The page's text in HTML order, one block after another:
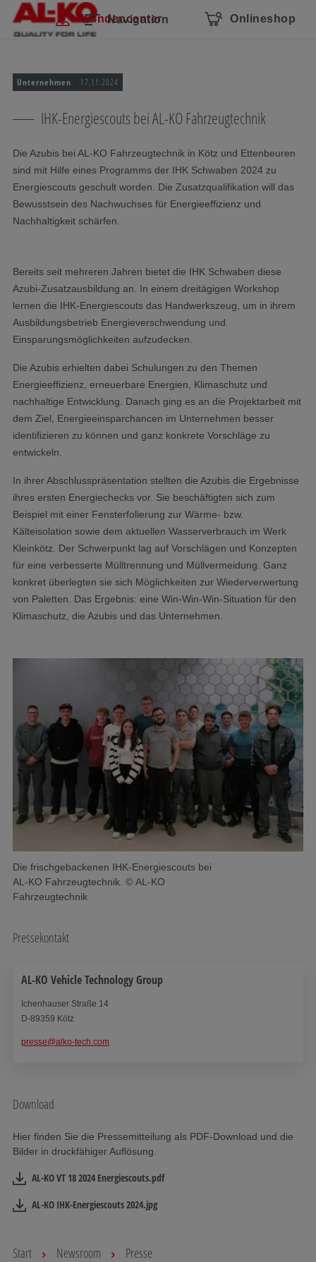
Navigation überspringen
Zum Hauptcontent
Zur Hauptnavigation springen
Inhaltsverzeichnis Navigation
Kundencenter Onlineshop
Unternehmen 17.11.2024
IHK-Energiescouts bei AL-KO Fahrzeugtechnik
Die Azubis bei AL-KO Fahrzeugtechnik in Kötz und Ettenbeuren
sind mit Hilfe eines Programms der IHK Schwaben 2024 zu
Energiescouts geschult worden. Die Zusatzqualifikation will das
Bewusstsein des Nachwuchses für Energieeffizienz und
Nachhaltigkeit schärfen.
Bereits seit mehreren Jahren bietet die IHK Schwaben diese
Azubi-Zusatzausbildung an. In einem dreitägigen Workshop
lernen die IHK-Energiescouts das Handwerkszeug, um in ihrem
Ausbildungsbetrieb Energieverschwendung und
Einsparungsmöglichkeiten aufzudecken.
Die Azubis erhielten dabei Schulungen zu den Themen
Energieeffizienz, erneuerbare Energien, Klimaschutz und
nachhaltige Entwicklung. Danach ging es an die Projektarbeit mit
dem Ziel, Energieeinsparchancen im Unternehmen besser
identifizieren zu können und ganz konkrete Vorschläge zu
entwickeln.
In ihrer Abschlusspräsentation stellten die Azubis die Ergebnisse
ihres ersten Energiechecks vor. Sie beschäftigten sich zum
Beispiel mit einer Fensterfolierung zur Wärme- bzw.
Kälteisolation sowie dem aktuellen Wasserverbrauch im Werk
Kleinkötz. Der Schwerpunkt lag auf Vorschlägen und Konzepten
für eine verbesserte Mülltrennung und Müllvermeidung. Ganz
konkret überlegten sie sich Möglichkeiten zur Wiederverwertung
von Paletten. Das Ergebnis: eine Win-Win-Win-Situation für den
Klimaschutz, die Azubis und das Unternehmen.
Die frischgebackenen IHK-Energiescouts bei
AL-KO Fahrzeugtechnik. © AL-KO
Fahrzeugtechnik
Pressekontakt
AL-KO Vehicle Technology Group
Ichenhauser Straße 14
D-89359 Kötz
presse@alko-tech.com
Download
Hier finden Sie die Pressemitteilung als PDF-Download und die
Bilder in druckfähiger Auflösung.
AL-KO VT 18 2024 Energiescouts.pdf
AL-KO IHK-Energiescouts 2024.jpg
Start Newsroom
Presse